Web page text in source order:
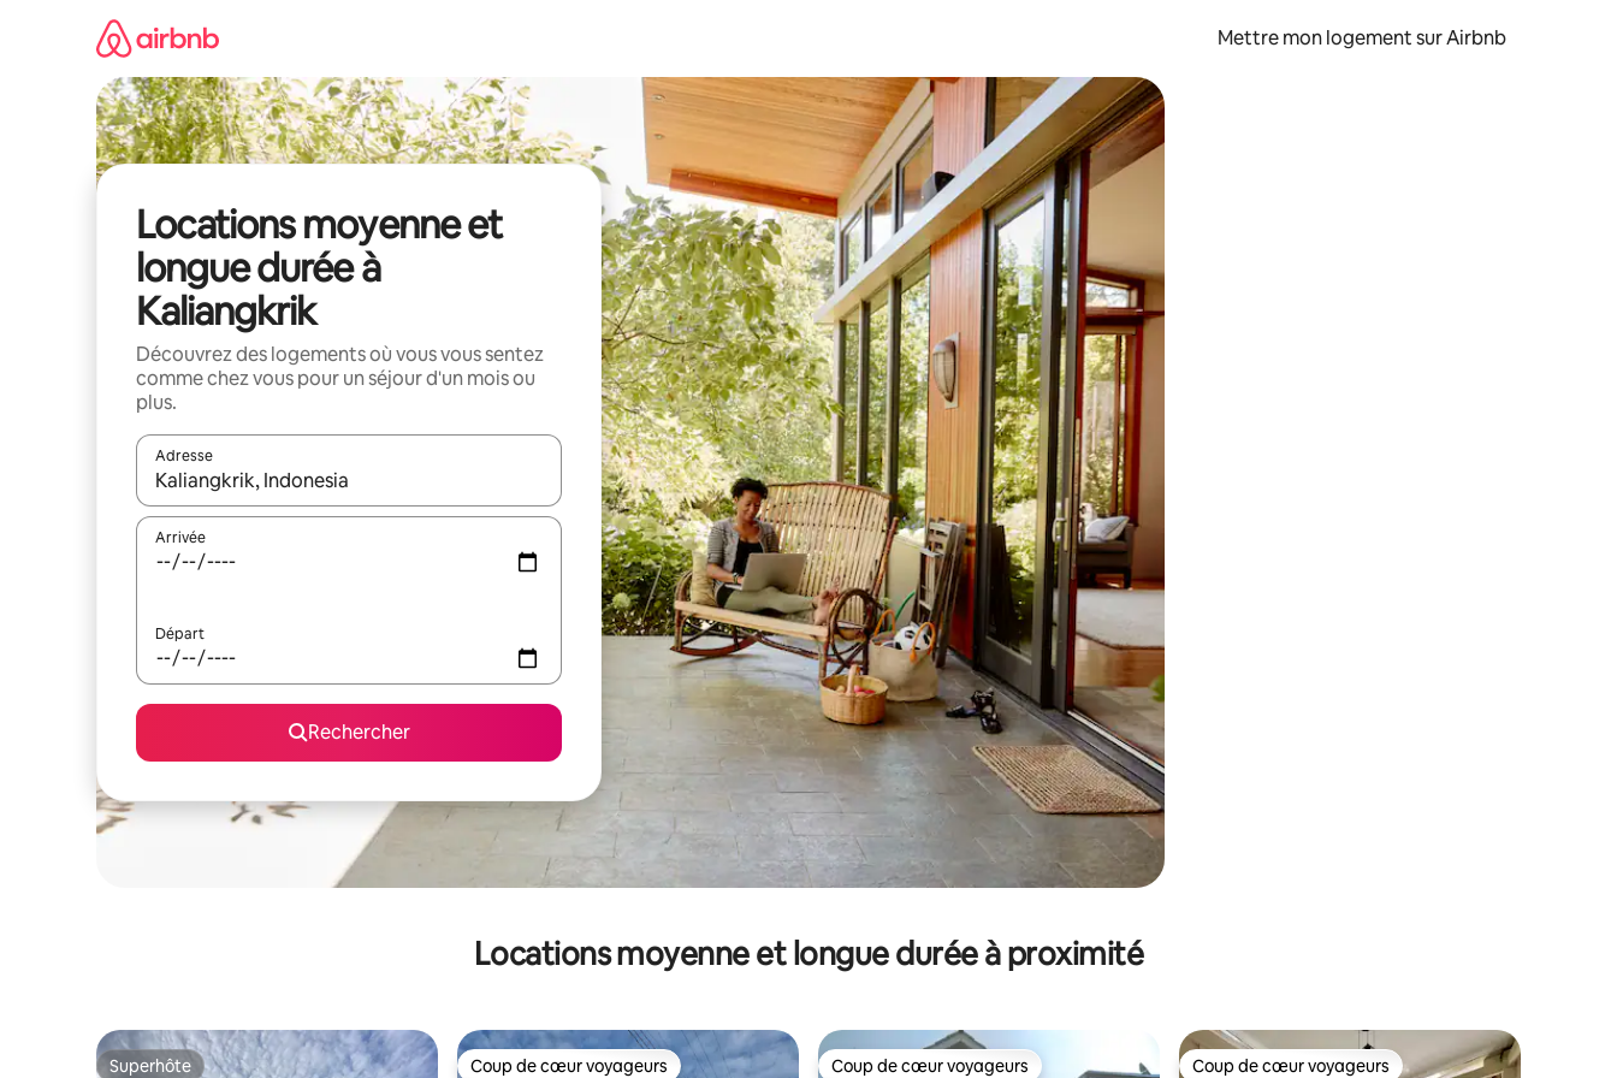
Mettre mon logement sur Airbnb
Locations moyenne et
longue durée à
Kaliangkrik
Découvrez des logements où vous vous sentez
comme chez vous pour un séjour d'un mois ou
plus.
Adresse
Lorsque les résultats s'affichent, utilisez les flèches vers le haut et vers le bas pour les parcourir ou en appuyant et en faisant glisser.
Arrivée
Départ
Rechercher
Locations moyenne et longue durée à proximité
Superhôte Coup de cœur voyageurs Coup de cœur voyageurs Coup de cœur voyageurs